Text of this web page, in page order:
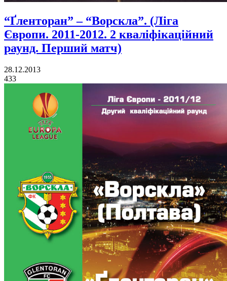
“Ґленторан” – “Ворскла”. (Ліга
Європи. 2011-2012. 2 кваліфікаційний
раунд. Перший матч)
28.12.2013
433